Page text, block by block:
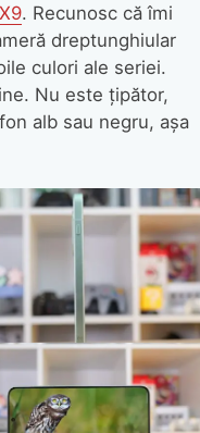
. Recunosc că îmi
dreptunghiular
culori ale seriei.
Nu este țipător,
alb sau negru, așa